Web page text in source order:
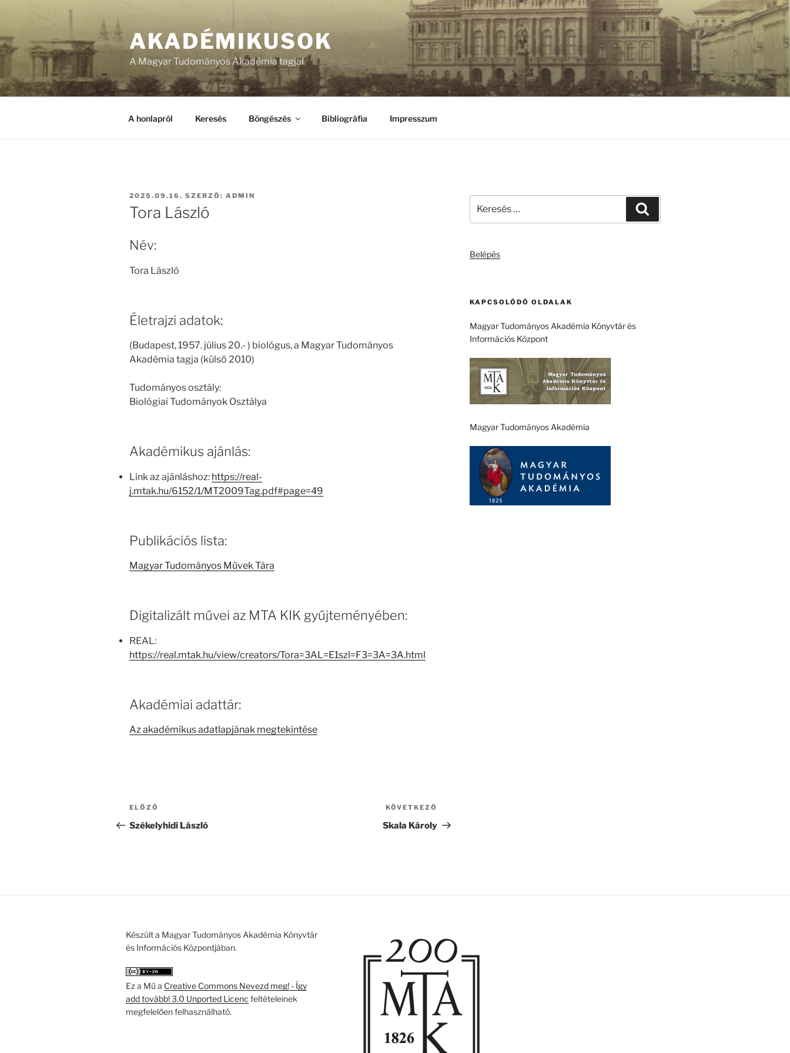
AKADÉMIKUSOK
A Magyar Tudományos Akadémia tagjai
A honlapról Keresés Böngészés Bibliográfia Impresszum
BEKÜLDVE:
2025.09.16. SZERZŐ: ADMIN
Tora László
Név:
Tora László
Életrajzi adatok:
(Budapest, 1957. július 20.- ) biológus, a Magyar Tudományos
Akadémia tagja (külső 2010)
Tudományos osztály:
Biológiai Tudományok Osztálya
Akadémikus ajánlás:
Link az ajánláshoz: https://real-
j.mtak.hu/6152/1/MT2009Tag.pdf#page=49
Publikációs lista:
Magyar Tudományos Művek Tára
Digitalizált művei az MTA KIK gyűjteményében:
REAL:
https://real.mtak.hu/view/creators/Tora=3AL=E1szl=F3=3A=3A.html
Akadémiai adattár:
Az akadémikus adatlapjának megtekintése
Bejegyzés
navigáció
Korábbi
bejegyzés
ELŐZŐ
Székelyhidi László
bejegyzés
KÖVETKEZŐ
Skala Károly
következő
Belépés
KAPCSOLÓDÓ OLDALAK
Magyar Tudományos Akadémia Könyvtár és
Információs Központ
Magyar Tudományos Akadémia
Készült a Magyar Tudományos Akadémia Könyvtár
és Információs Központjában.
Ez a Mű a Creative Commons Nevezd meg! - Így
add tovább! 3.0 Unported Licenc feltételeinek
megfelelően felhasználható.